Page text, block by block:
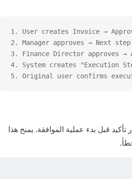
1. User creates Invoice →
2. Manager approves → Next step
3. Finance Director approves →
4. System creates "Execution
5. Original user confirms
قبل بدء عملية الموافقة. يمنح هذا